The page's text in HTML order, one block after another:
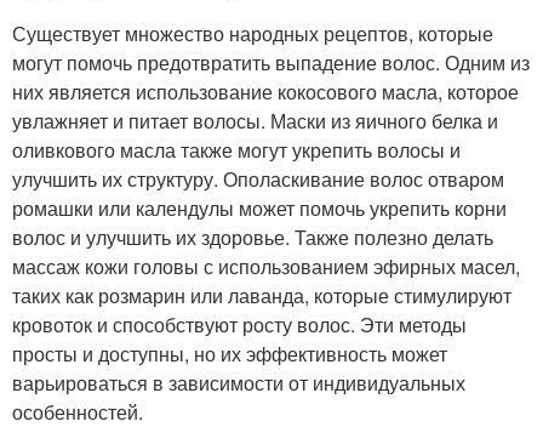
Существует множество народных рецептов, которые
могут помочь предотвратить выпадение волос. Одним из
них является использование кокосового масла, которое
увлажняет и питает волосы. Маски из яичного белка и
оливкового масла также могут укрепить волосы и
улучшить их структуру. Ополаскивание волос отваром
ромашки или календулы может помочь укрепить корни
волос и улучшить их здоровье. Также полезно делать
массаж кожи головы с использованием эфирных масел,
таких как розмарин или лаванда, которые стимулируют
кровоток и способствуют росту волос. Эти методы
просты и доступны, но их эффективность может
варьироваться в зависимости от индивидуальных
особенностей.